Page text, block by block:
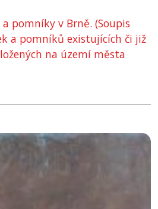
pomníky v Brně. (Soupis
a pomníků existujících či již
na území města